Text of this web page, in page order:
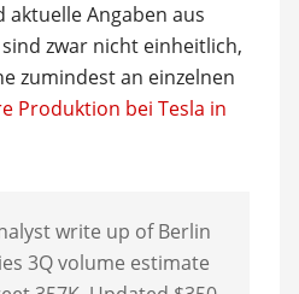
aktuelle Angaben aus
zwar nicht einheitlich,
zumindest an einzelnen
Produktion bei Tesla in
write up of Berlin
3Q volume estimate